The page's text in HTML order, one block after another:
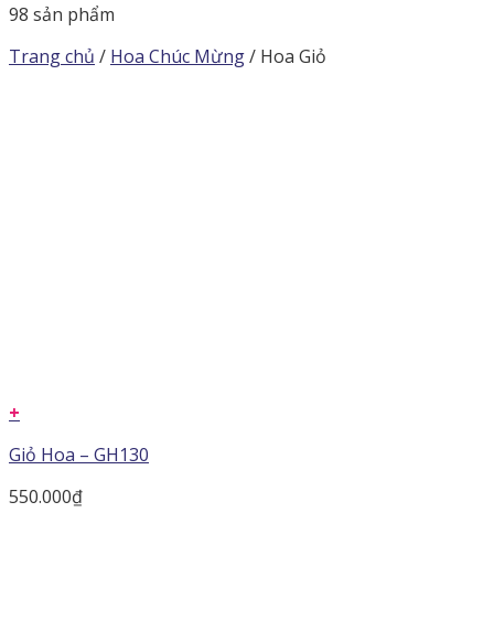
98 sản phẩm
Trang chủ / Hoa Chúc Mừng/ Hoa Giỏ
+
Giỏ Hoa – GH130
550.000₫